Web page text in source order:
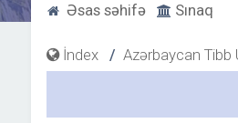
Əsas səhifə Sınaq
İndex Azərbaycan Tibb